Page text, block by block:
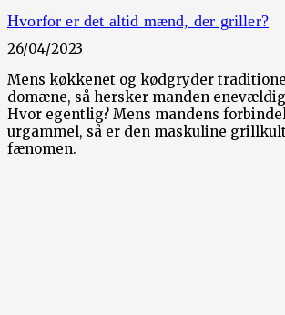
Hvorfor er det altid mænd, der griller?
26/04/2023
Mens køkkenet og kødgryder
domæne, så hersker manden
Hvor egentlig? Mens mandens
urgammel, så er den maskuline
fænomen.